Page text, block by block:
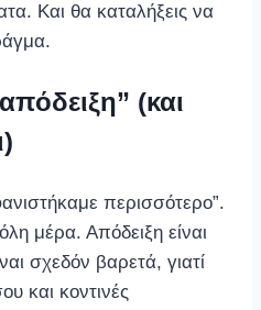
Και θα καταλήξεις να
(και
περισσότερο”.
μέρα. Απόδειξη είναι
σχεδόν βαρετά, γιατί
και κοντινές